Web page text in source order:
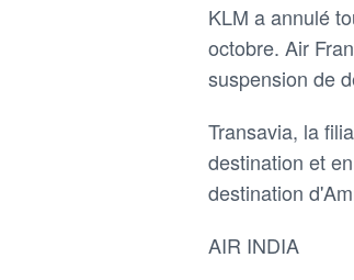
KLM a annulé
octobre. Air
suspension de
Transavia, la
destination et
destination
AIR INDIA